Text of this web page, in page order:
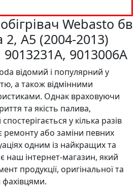
Webasto бв
A5 (2004-2013)
9013231A, 9013006A
відомий і популярний у
а також відмінними
Однак враховуючи
та якість палива,
у кілька разів
або заміни певних
одним із найкращих та
наш інтернет-магазин, який
продукції, оригінальної та